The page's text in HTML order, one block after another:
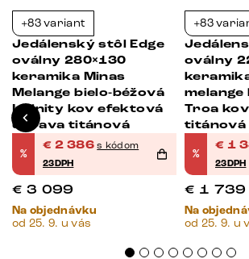
+83 variant
Jedálenský stôl Edge
oválny 280×130
keramika Minas
Melange bielo-béžová
Infinity kov efektová
úprava titánová
%
€ 2 386 s kódom
23DPH
€ 3 099
Na objednávku
od 25. 9. u vás
Bestseller
+83
oválny
melange
Troa
titánová
%
€ 1
23DPH
€ 1 739
Na
od 25. 9. u